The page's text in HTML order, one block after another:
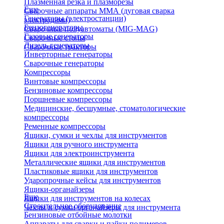
Плазменная резка и плазморезы
Сварочные аппараты ММА (дуговая сварка
электродами)
Сварочные полуавтоматы (MIG-MAG)
Сварочные столы
Сварочные тракторы
Еще
Генераторы (электростанции)
Бензогенераторы
Газовые генераторы
Дизель генераторы
Инверторные генераторы
Сварочные генераторы
Компрессоры
Винтовые компрессоры
Бензиновые компрессоры
Поршневые компрессоры
Медицинские, бесшумные, стоматологические
компрессоры
Ременные компрессоры
Ящики, сумки и чехлы для инструментов
Ящики для ручного инструмента
Ящики для электроинструмента
Металлические ящики для инструментов
Пластиковые ящики для инструментов
Ударопрочные кейсы для инструментов
Ящики-органайзеры
Ящики для инструментов на колесах
Чехлы и сумки органайзеры для инструмента
Еще
Строительное оборудование
Бензиновые отбойные молотки